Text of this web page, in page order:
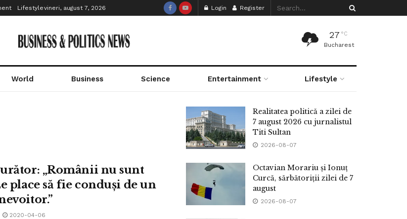
Lifestylevineri, august 7, 2026 Login Register
27 °C
Bucharest
World Business Science Entertainment Lifestyle
„Românii nu sunt
place să fie conduși de un
2020-04-06
Realitatea politică a zilei de
7 august 2026 cu jurnalistul
Titi Sultan
2026-08-07
Octavian Morariu și Ionuț
Curcă, sărbătoriții zilei de 7
august
2026-08-07